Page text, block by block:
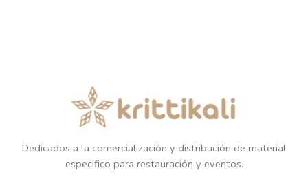
Dedicados a la comercialización y distribución de material
especifico para restauración y eventos.